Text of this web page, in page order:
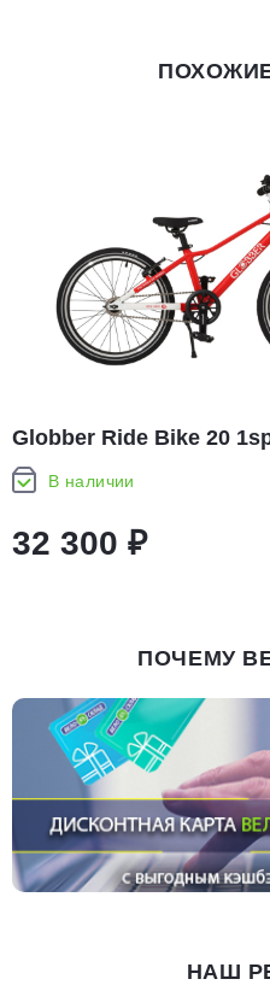
Globber Ride Bike 20
В наличии
32 300 ₽
ПОЧЕМУ
НАШ